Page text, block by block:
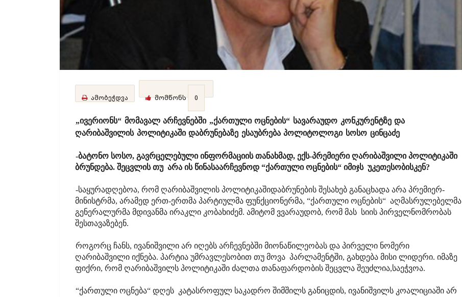
ამობეჭდვა მომწონს 0
„ივერიონს“ მომავალ არჩევნებში „ქართული ოცნების“ სავარაუდო კონკურენტზე და
ღარიბაშვილის პოლიტიკაში დაბრუნებაზე ესაუბრება პოლიტოლოგი სოსო ცინცაძე
-ბატონო სოსო, გავრცელებული ინფორმაციის თანახმად, ექს-პრემიერი ღარიბაშვილი პოლიტიკაში
ბრუნდება. შეცვლის თუ არა ის წინასაარჩევნოდ “ქართული ოცნების“ იმიჯს უკეთესობისკენ?
-საყურადღებოა, რომ ღარიბაშვილის პოლიტიკაშიდაბრუნების შესახებ განაცხადა არა პრემიერ-
მინისტრმა, არამედ ერთ-ერთმა პარტიულმა ფუნქციონერმა, “ქართული ოცნების“ აღმასრულებელმა
გენერალურმა მდივანმა ირაკლი კობახიძემ. ამიტომ ვვარაუდობ, რომ მას სიის პირველნომრობას
შესთავაზებენ.
როგორც ჩანს, ივანიშვილი არ იღებს არჩევნებში მიონაწილეობას და პირველი ნომერი
ღარიბაშვილი იქნება. პარტია უმრავლესობით თუ მოვა პარლამენტში, გახდება მისი ლიდერი. იმაზე
ფიქრი, რომ ღარიბაშვილს პოლიტიკაში ძალთა თანაფარდობის შეცვლა შეუძლია,საეჭვოა.
“ქართული ოცნება“ დღეს კატასროფულ საკადრო შიმშილს განიცდის, ივანიშვილს კოალიციაში არ